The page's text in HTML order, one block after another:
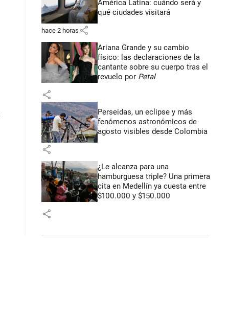
América Latina: cuándo será y
qué ciudades visitará
hace 2 horas share
Ariana Grande y su cambio
físico: las declaraciones de la
cantante sobre su cuerpo tras el
revuelo por Petal
share
Perseidas, un eclipse y más
fenómenos astronómicos de
agosto visibles desde Colombia
share
¿Le alcanza para una
hamburguesa triple? Una primera
cita en Medellín ya cuesta entre
$100.000 y $150.000
share